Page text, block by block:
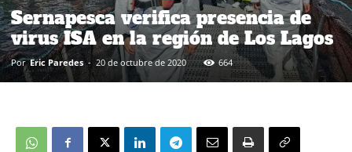
Sernapesca verifica presencia de
virus ISA en la región de Los Lagos
Por Eric Paredes - 20 de octubre de 2020 664